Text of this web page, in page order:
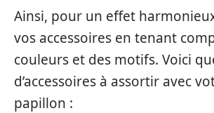
Ainsi, pour un effet
vos accessoires en tenant
couleurs et des motifs. Voici
d’accessoires à assortir avec
papillon :